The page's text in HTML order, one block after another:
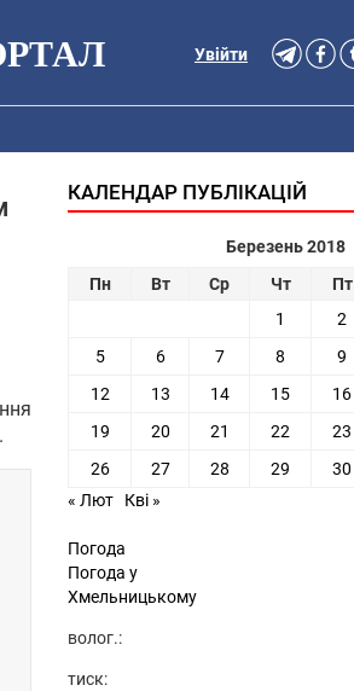
Увійти
КАЛЕНДАР ПУБЛІКАЦІЙ
Березень 2018
Пн
Вт Ср Чт Пт
1
2
5
6 7 8 9
12
13 14 15 16
19
20 21 22 23
26
27 28 29 30
« Лют
Кві »
Погода
Погода у
Хмельницькому
волог.:
тиск: